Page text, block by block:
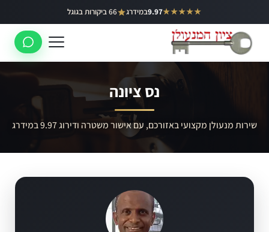
לתוכן
★★★★★
9.97במידרג 66 ביקורות בגוגל באר יעקב
ראשון לציון
רמלה
נס ציונה
נס ציונה
שירות מנעולן מקצועי באזורכם, עם אישור משטרה ודירוג 9.97 במידרג